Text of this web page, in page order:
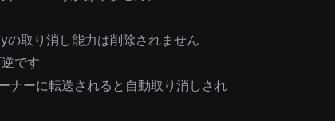
取り消し能力は削除されません
です
ナーに転送されると自動取り消しされ